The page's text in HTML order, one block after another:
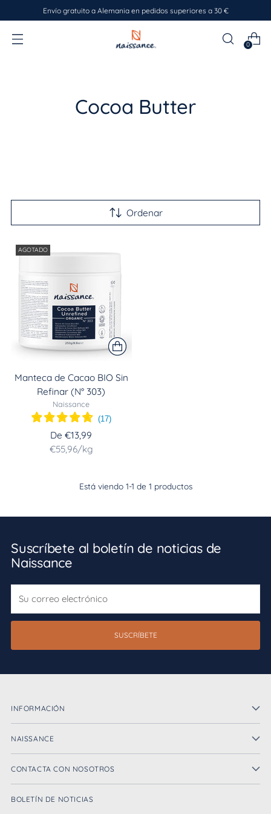
Envío gratuito a Alemania en pedidos superiores a 30 €
0
Cocoa Butter
Ordenar
AGOTADO
Manteca de Cacao BIO Sin
Refinar (N° 303)
Naissance
(17)
De €13,99
Precio
unidad
€55,96/Por
kg
Está viendo 1-1 de 1 productos
Suscríbete al boletín de noticias de
Naissance
correo
electrónico
SUSCRÍBETE
INFORMACIÓN
NAISSANCE
CONTACTA CON NOSOTROS
BOLETÍN DE NOTICIAS